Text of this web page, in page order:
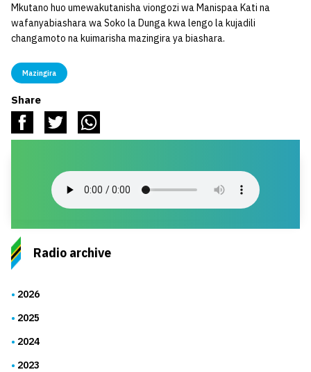
Mkutano huo umewakutanisha viongozi wa Manispaa Kati na
wafanyabiashara wa Soko la Dunga kwa lengo la kujadili
changamoto na kuimarisha mazingira ya biashara.
Mazingira
Share
Radio archive
2026
2025
2024
2023